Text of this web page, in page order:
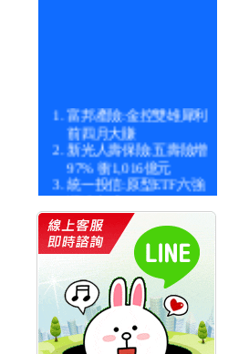
前四月大賺
新光人壽保險:五壽險增
97% 衝1,016億元
統一投信:原型ETF六強
漲逾九成
價 被盯上
新光人壽保險:新壽Q1外
價金將達996億
宇辰系統科技:宇辰業績
創新高 啟動興櫃轉上櫃
計畫
明緯企業:明緯永續科技
競賽 以電源驅動善的力